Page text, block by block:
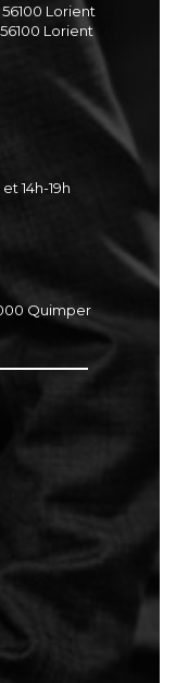
Lorient
Lorient
14h-19h
Quimper